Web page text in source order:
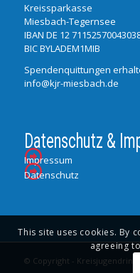
Kreissparkasse
Miesbach-Tegernsee
IBAN DE 12
BIC BYLADEM1MIB
Spendenquittungen
info@kjr-miesbach.de
Datenschutz &
Impressum
Datenschutz
© Copyright - Kreisjugendring
This site uses cookies. By
agreeing